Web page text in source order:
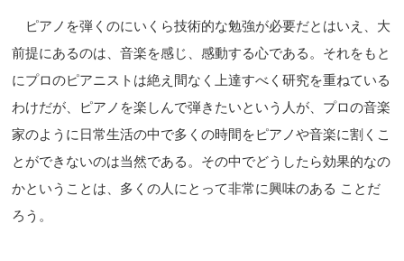
ピアノを弾くのにいくら技術的な勉強が必要だとはいえ、大
前提にあるのは、音楽を感じ、感動する心である。それをもと
にプロのピアニストは絶え間なく上達すべく研究を重ねている
わけだが、ピアノを楽しんで弾きたいという人が、プロの音楽
家のように日常生活の中で多くの時間をピアノや音楽に割くこ
とができないのは当然である。その中でどうしたら効果的なの
かということは、多くの人にとって非常に興味のある ことだ
ろう。